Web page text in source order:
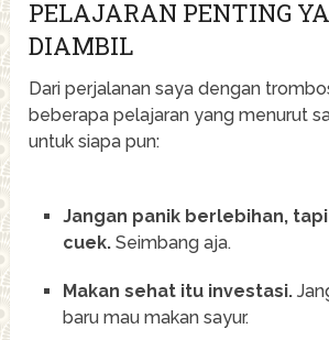
PELAJARAN PENTING
DIAMBIL
Dari perjalanan saya dengan
beberapa pelajaran yang menurut
untuk siapa pun:
Jangan panik berlebihan,
cuek.Seimbang aja.
Makan sehat itu investasi.
baru mau makan sayur.